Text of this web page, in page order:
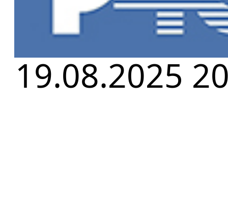
РЕМОНТ
19.08.2025